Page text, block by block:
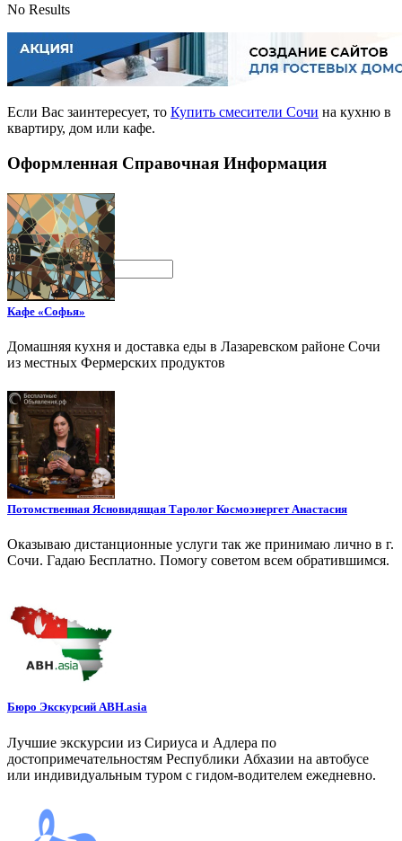
Поиск
No Results
Если Вас заинтересует, то Купить смесители Сочи на кухню в
квартиру, дом или кафе.
Оформленная Справочная Информация
Кафе «Софья»
Домашняя кухня и доставка еды в Лазаревском районе Сочи
из местных Фермерских продуктов
Потомственная Ясновидящая Таролог Космоэнергет Анастасия
Оказываю дистанционные услуги так же принимаю лично в г.
Сочи. Гадаю Бесплатно. Помогу советом всем обратившимся.
Бюро Экскурсий ABH.asia
Лучшие экскурсии из Сириуса и Адлера по
достопримечательностям Республики Абхазии на автобусе
или индивидуальным туром с гидом-водителем ежедневно.